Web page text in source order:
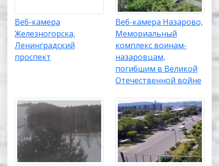
Веб-камера
Железногорска,
Ленинградский
проспект
Веб-камера Назарово,
Мемориальный
комплекс воинам-
назаровцам,
погибшим в Великой
Отечественной войне